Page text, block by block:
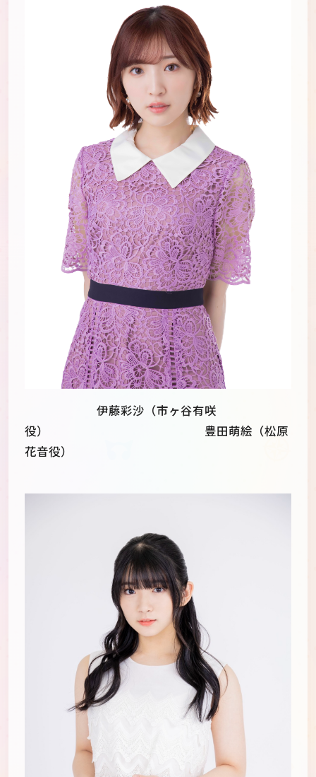
伊藤彩沙（市ヶ谷有咲
役） 豊田萌絵（松原
花音役）